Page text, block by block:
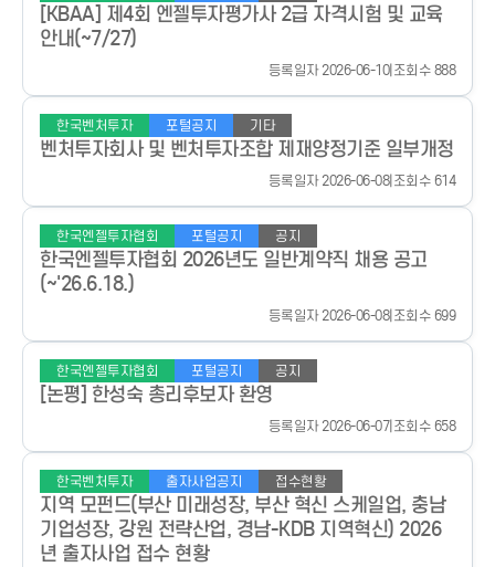
[KBAA] 제4회 엔젤투자평가사 2급 자격시험 및 교육
안내(~7/27)
등록일자 2026-06-10| 조회수 888
한국벤처투자 포털공지 기타
벤처투자회사 및 벤처투자조합 제재양정기준 일부개정
등록일자 2026-06-08| 조회수 614
한국엔젤투자협회 포털공지 공지
한국엔젤투자협회 2026년도 일반계약직 채용 공고
(~'26.6.18.)
등록일자 2026-06-08| 조회수 699
한국엔젤투자협회 포털공지 공지
[논평] 한성숙 총리후보자 환영
등록일자 2026-06-07| 조회수 658
한국벤처투자 출자사업공지 접수현황
지역 모펀드(부산 미래성장, 부산 혁신 스케일업, 충남
기업성장, 강원 전략산업, 경남-KDB 지역혁신) 2026
년 출자사업 접수 현황